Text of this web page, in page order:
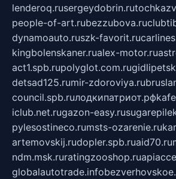
lenderoq.rusergeydobrin.ru
people-of-art.rubezzubova.ru
dynamoauto.ruszk-favorit.ru
kingbolenskaner.rualex-motor.ru
act1.spb.rupolyglot.com.ru
detsad125.rumir-zdoroviya.ru
council.spb.ruлодкипатриот.рф
iclub.net.rugazon-easy.ru
pylesostineco.rumsts-ozarenie.ru
artemovskij.rudopler.spb.ruaid70.ru
ndm.msk.ruratingzooshop.ru
globalautotrade.info